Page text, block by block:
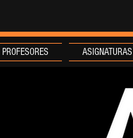
PROFESORES ASIGNATURAS